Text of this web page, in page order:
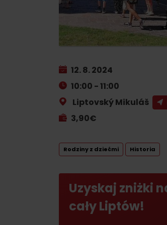
Planowanie dla
Planowanie wakacji
Zarezerwuj pokoje
Kemping
Ze zniżkami
Letnie sporty
Wspinaczka
Sporty wodne
Nordic
12. 8. 2024
10:00 - 11:00
Liptovský Mikuláš
3,90€
Historia
Rodziny z dziećmi
Uzyskaj zniżki
cały Liptów!